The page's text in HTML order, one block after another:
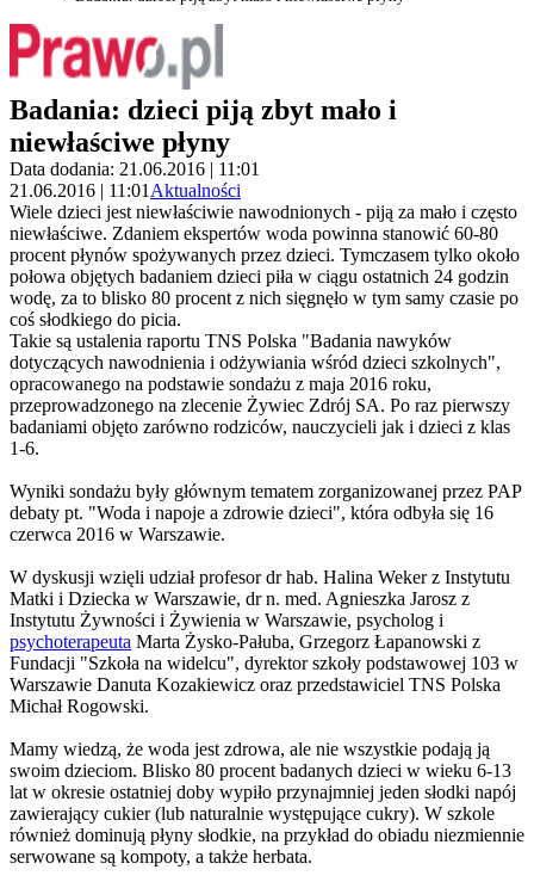
Badania: dzieci piją zbyt mało i
niewłaściwe płyny
Data dodania: 21.06.2016 | 11:01
21.06.2016 | 11:01Aktualności
Wiele dzieci jest niewłaściwie nawodnionych - piją za mało i często
niewłaściwe. Zdaniem ekspertów woda powinna stanowić 60-80
procent płynów spożywanych przez dzieci. Tymczasem tylko około
połowa objętych badaniem dzieci piła w ciągu ostatnich 24 godzin
wodę, za to blisko 80 procent z nich sięgnęło w tym samy czasie po
coś słodkiego do picia.
Takie są ustalenia raportu TNS Polska "Badania nawyków
dotyczących nawodnienia i odżywiania wśród dzieci szkolnych",
opracowanego na podstawie sondażu z maja 2016 roku,
przeprowadzonego na zlecenie Żywiec Zdrój SA. Po raz pierwszy
badaniami objęto zarówno rodziców, nauczycieli jak i dzieci z klas
1-6.
Wyniki sondażu były głównym tematem zorganizowanej przez PAP
debaty pt. "Woda i napoje a zdrowie dzieci", która odbyła się 16
czerwca 2016 w Warszawie.
W dyskusji wzięli udział profesor dr hab. Halina Weker z Instytutu
Matki i Dziecka w Warszawie, dr n. med. Agnieszka Jarosz z
Instytutu Żywności i Żywienia w Warszawie, psycholog i
psychoterapeuta Marta Żysko-Pałuba, Grzegorz Łapanowski z
Fundacji "Szkoła na widelcu", dyrektor szkoły podstawowej 103 w
Warszawie Danuta Kozakiewicz oraz przedstawiciel TNS Polska
Michał Rogowski.
Mamy wiedzą, że woda jest zdrowa, ale nie wszystkie podają ją
swoim dzieciom. Blisko 80 procent badanych dzieci w wieku 6-13
lat w okresie ostatniej doby wypiło przynajmniej jeden słodki napój
zawierający cukier (lub naturalnie występujące cukry). W szkole
również dominują płyny słodkie, na przykład do obiadu niezmiennie
serwowane są kompoty, a także herbata.